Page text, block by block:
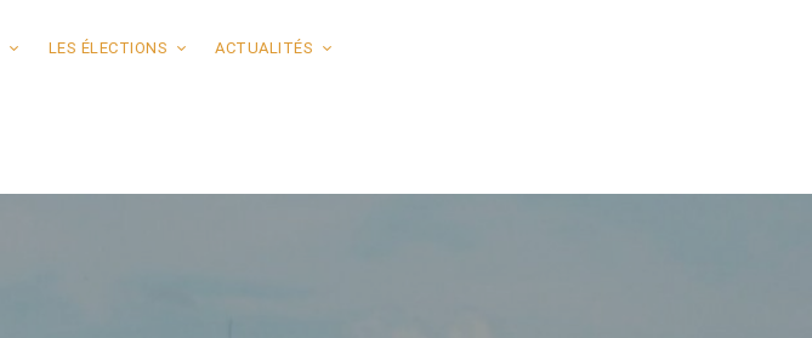
LES ÉLECTIONS ACTUALITÉS